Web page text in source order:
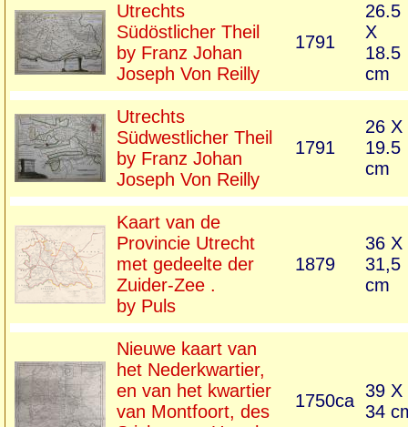
Utrechts
Südöstlicher Theil
by Franz Johan
Joseph Von Reilly
1791
26.5
X
18.5
cm
Utrechts
Südwestlicher Theil
by Franz Johan
Joseph Von Reilly
1791
26 X
19.5
cm
Kaart van de
Provincie Utrecht
met gedeelte der
Zuider-Zee .
by Puls
1879
36 X
31,5
cm
Nieuwe kaart van
het Nederkwartier,
en van het kwartier
van Montfoort, des
1750ca 39 X
34